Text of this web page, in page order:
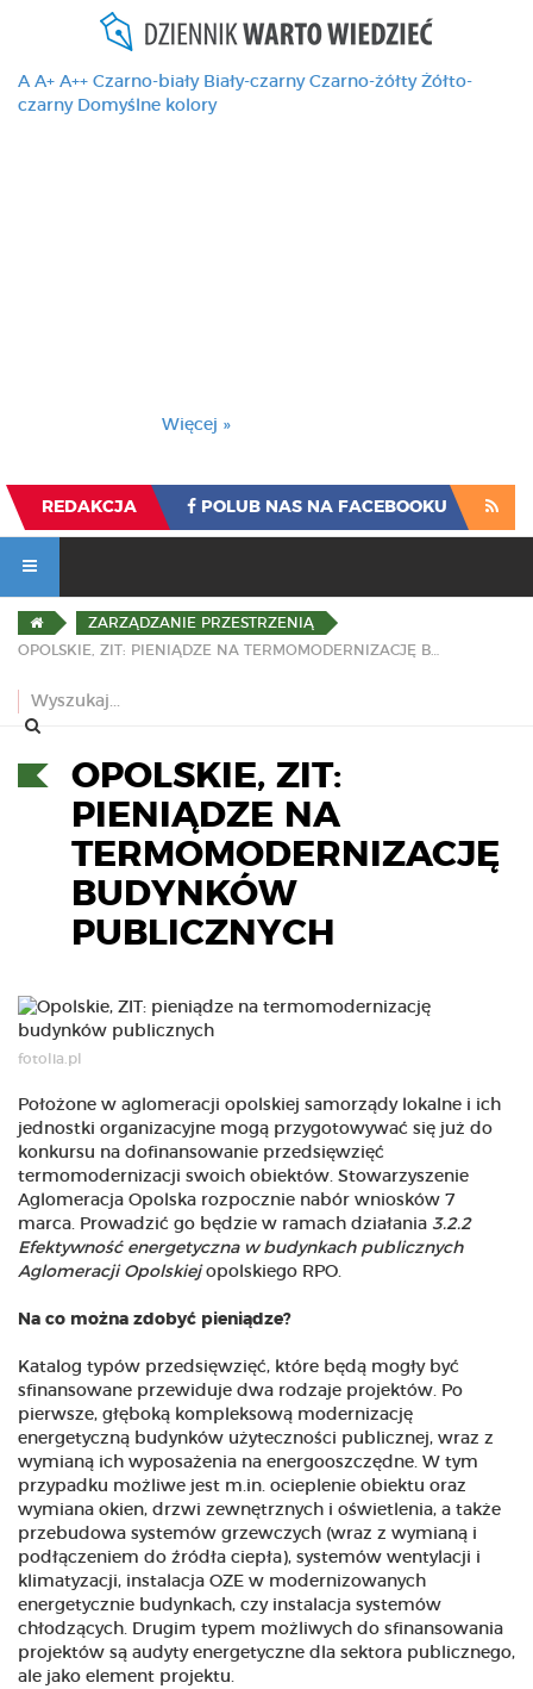
A A+ A++ Czarno-biały Biały-czarny Czarno-żółty Żółto-
czarny Domyślne kolory
Więcej »
REDAKCJA POLUB NAS NA FACEBOOKU
ZARZĄDZANIE PRZESTRZENIĄ
OPOLSKIE, ZIT:
PIENIĄDZE NA
TERMOMODERNIZACJĘ
BUDYNKÓW
PUBLICZNYCH
fotolia.pl
Położone w aglomeracji opolskiej samorządy lokalne i ich
jednostki organizacyjne mogą przygotowywać się już do
konkursu na dofinansowanie przedsięwzięć
termomodernizacji swoich obiektów. Stowarzyszenie
Aglomeracja Opolska rozpocznie nabór wniosków 7
marca. Prowadzić go będzie w ramach działania 3.2.2
Efektywność energetyczna w budynkach publicznych
Aglomeracji Opolskiejopolskiego RPO.
Na co można zdobyć pieniądze?
Katalog typów przedsięwzięć, które będą mogły być
sfinansowane przewiduje dwa rodzaje projektów. Po
pierwsze, głęboką kompleksową modernizację
energetyczną budynków użyteczności publicznej, wraz z
wymianą ich wyposażenia na energooszczędne. W tym
przypadku możliwe jest m.in. ocieplenie obiektu oraz
wymiana okien, drzwi zewnętrznych i oświetlenia, a także
przebudowa systemów grzewczych (wraz z wymianą i
podłączeniem do źródła ciepła), systemów wentylacji i
klimatyzacji, instalacja OZE w modernizowanych
energetycznie budynkach, czy instalacja systemów
chłodzących. Drugim typem możliwych do sfinansowania
projektów są audyty energetyczne dla sektora publicznego,
ale jako element projektu.